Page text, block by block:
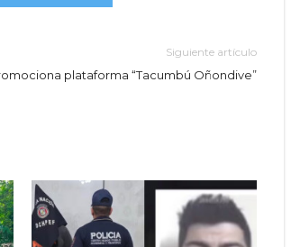
Siguiente artículo
plataforma “Tacumbú Oñondive”